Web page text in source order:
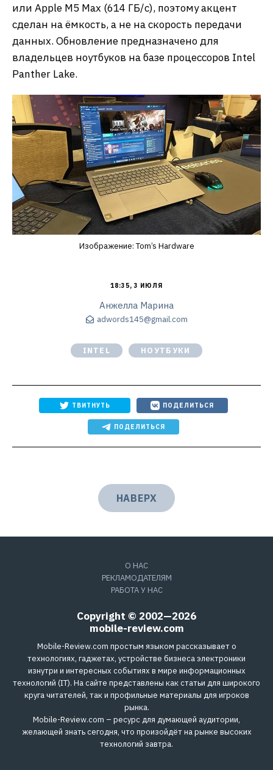
или Apple M5 Max (614 ГБ/с), поэтому акцент
сделан на ёмкость, а не на скорость передачи
данных. Обновление предназначено для
владельцев ноутбуков на базе процессоров Intel
Panther Lake.
Изображение: Tom’s Hardware
18:35, 3 ИЮЛЯ
Анжелла Марина
adwords145@gmail.com
INTEL НОУТБУКИ
ТВИТНУТЬ ПОДЕЛИТЬСЯ
ПОДЕЛИТЬСЯ
НАВЕРХ
О НАС
РЕКЛАМОДАТЕЛЯМ
РАБОТА У НАС
Copyright © 2002—2026
mobile-review.com
Mobile-Review.com простым языком рассказывает о
технологиях, гаджетах, устройстве бизнеса электроники
изнутри и интересных событиях в мире информационных
технологий (IT). На сайте представлены как статьи для широкого
круга читателей, так и профильные материалы для игроков
рынка.
Mobile-Review.com – ресурс для думающей аудитории,
желающей знать сегодня, что произойдёт на рынке высоких
технологий завтра.